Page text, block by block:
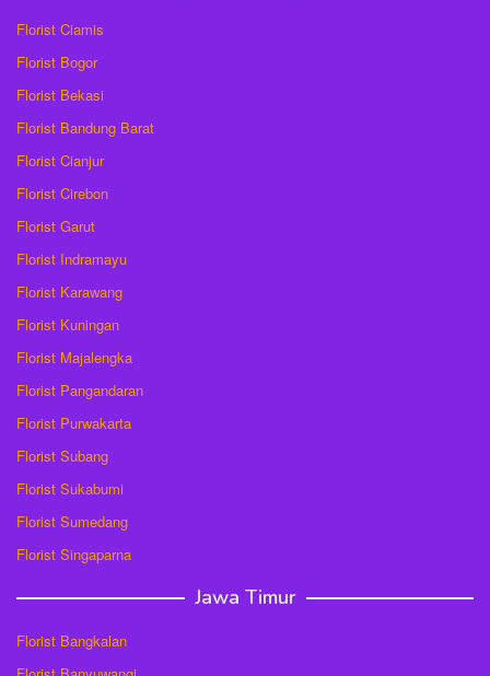
Florist Ciamis
Florist Bogor
Florist Bekasi
Florist Bandung Barat
Florist Cianjur
Florist Cirebon
Florist Garut
Florist Indramayu
Florist Karawang
Florist Kuningan
Florist Majalengka
Florist Pangandaran
Florist Purwakarta
Florist Subang
Florist Sukabumi
Florist Sumedang
Florist Singaparna
Jawa Timur
Florist Bangkalan